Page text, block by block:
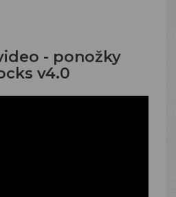
- ponožky
v4.0